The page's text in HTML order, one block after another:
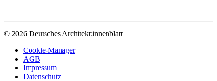
© 2026 Deutsches Architekt:innenblatt
Cookie-Manager
AGB
Impressum
Datenschutz